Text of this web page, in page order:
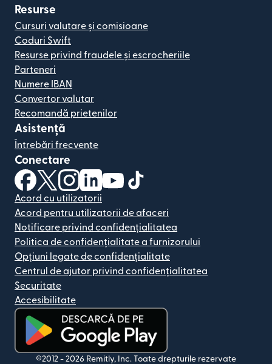
Resurse
Cursuri valutare și comisioane
Coduri Swift
Resurse privind fraudele și escrocheriile
Parteneri
Numere IBAN
Convertor valutar
Recomandă prietenilor
Asistență
Întrebări frecvente
Conectare
(se deschide într-o fereastră nouă)
(se deschide într-o fereastră nouă)
(se deschide într-o fereastră nouă)
(se deschide într-o fereastră nouă)
(se deschide într-o fereastră
Acord cu utilizatorii
Acord pentru utilizatorii de afaceri
Notificare privind confidențialitatea
Politica de confidențialitate a furnizorului
Opțiuni legate de confidențialitate
Centrul de ajutor privind confidențialitatea
Securitate
Accesibilitate
(se deschide într-o fereastră nouă)
©2012 - 2026 Remitly, Inc. Toate drepturile rezervate